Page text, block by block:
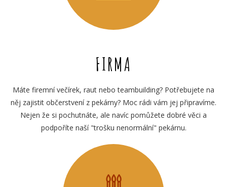
FIRMA
Máte firemní večírek, raut nebo teambuilding? Potřebujete na
něj zajistit občerstvení z pekárny? Moc rádi vám jej připravíme.
Nejen že si pochutnáte, ale navíc pomůžete dobré věci a
podpoříte naší "trošku nenormální" pekárnu.